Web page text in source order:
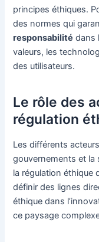
principes éthiques.
des normes qui
responsabilité dans
valeurs, les
des utilisateurs.
Le rôle des
régulation
Les différents
gouvernements et la
la régulation
définir des lignes
éthique dans
ce paysage